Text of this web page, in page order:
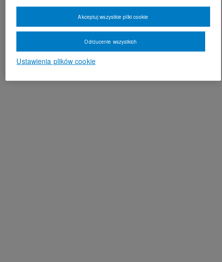
Ustawienia plików cookie
Odrzucenie wszystkich
Akceptuj wszystkie pliki cookie